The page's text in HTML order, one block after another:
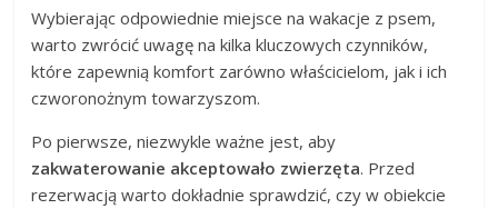
Wybierając odpowiednie miejsce na wakacje z psem,
warto zwrócić uwagę na kilka kluczowych czynników,
które zapewnią komfort zarówno właścicielom, jak i ich
czworonożnym towarzyszom.
Po pierwsze, niezwykle ważne jest, aby
zakwaterowanie akceptowało zwierzęta. Przed
rezerwacją warto dokładnie sprawdzić, czy w obiekcie